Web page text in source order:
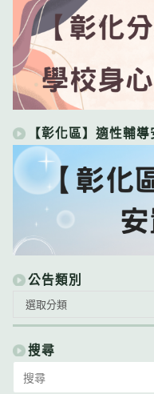
【彰化區】適性輔
公告類別
類
別
選取分類
搜尋
for: